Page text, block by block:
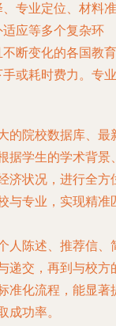
专业定位、材料准
应等多个复杂环
断变化的各国教育
或耗时费力。专业
的院校数据库、最
据学生的学术背景
济状况，进行全方
与专业，实现精准
人陈述、推荐信、
递交，再到与校方
准化流程，能显著
成功率。